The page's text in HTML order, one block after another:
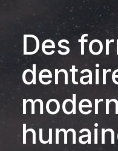
Des